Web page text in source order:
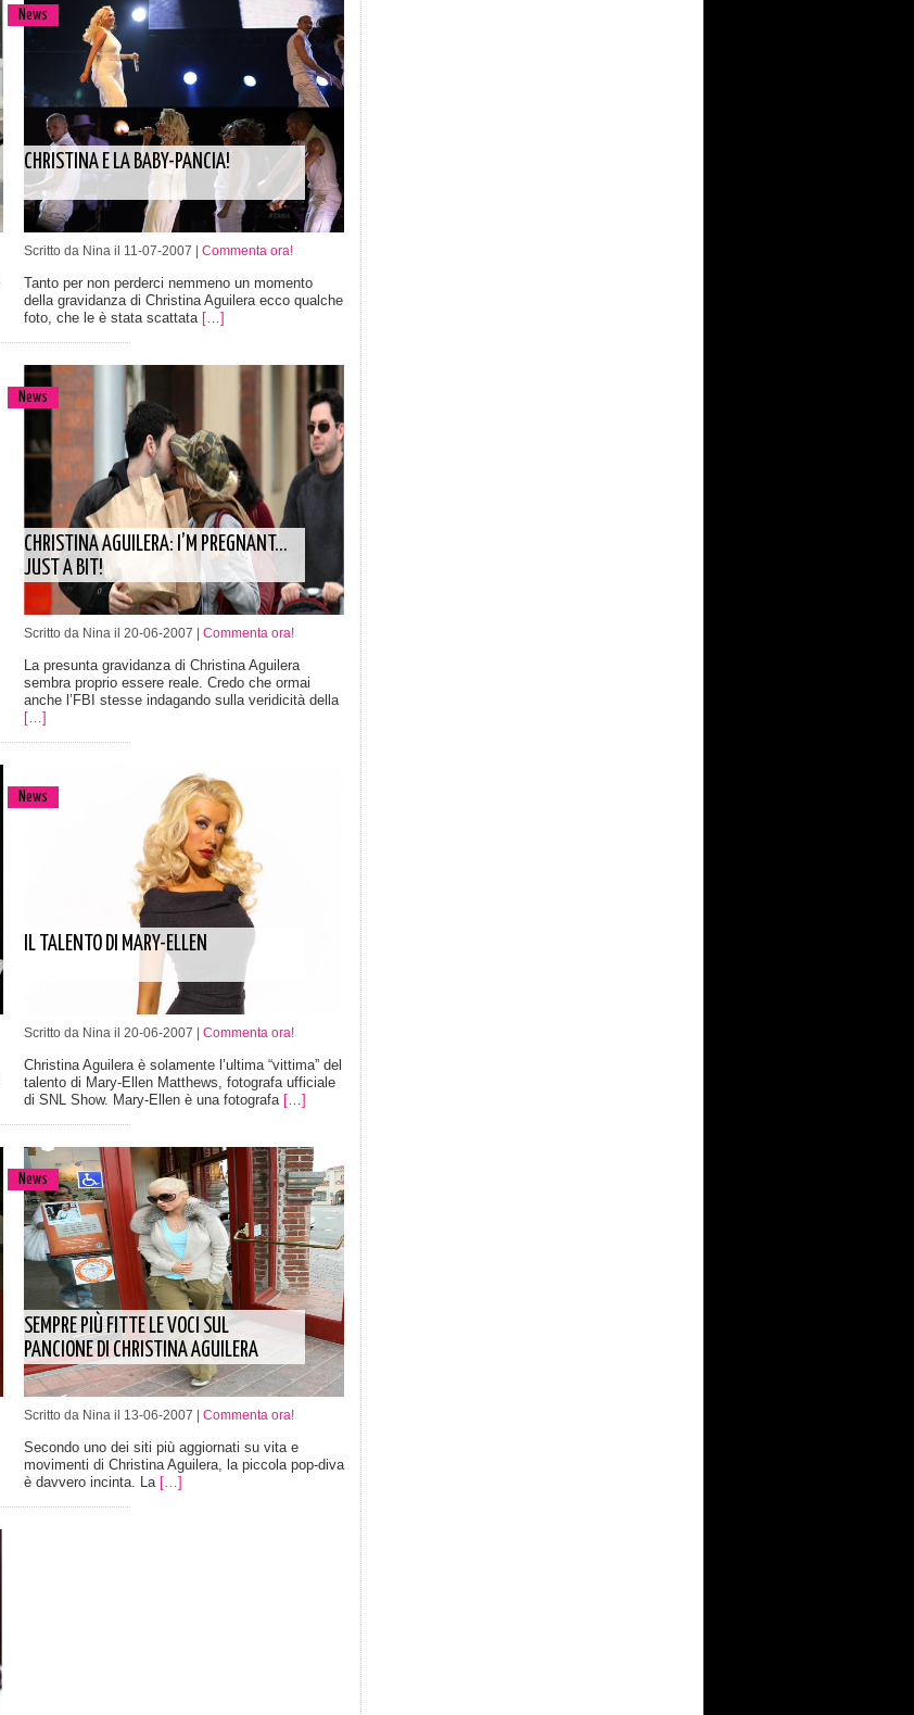
News
CHRISTINA E LA BABY-PANCIA!
Scritto da Nina il 11-07-2007 | Commenta ora!
Tanto per non perderci nemmeno un momento
della gravidanza di Christina Aguilera ecco qualche
foto, che le è stata scattata […]
News
CHRISTINA AGUILERA: I’M PREGNANT…
JUST A BIT!
Scritto da Nina il 20-06-2007 | Commenta ora!
La presunta gravidanza di Christina Aguilera
sembra proprio essere reale. Credo che ormai
anche l’FBI stesse indagando sulla veridicità della
[…]
News
IL TALENTO DI MARY-ELLEN
Scritto da Nina il 20-06-2007 | Commenta ora!
Christina Aguilera è solamente l’ultima “vittima” del
talento di Mary-Ellen Matthews, fotografa ufficiale
di SNL Show. Mary-Ellen è una fotografa […]
News
SEMPRE PIÙ FITTE LE VOCI SUL
PANCIONE DI CHRISTINA AGUILERA
Scritto da Nina il 13-06-2007 | Commenta ora!
Secondo uno dei siti più aggiornati su vita e
movimenti di Christina Aguilera, la piccola pop-diva
è davvero incinta. La […]